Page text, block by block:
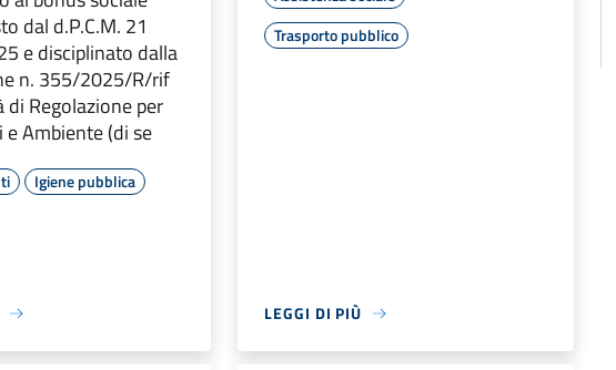
dal d.P.C.M. 21
e disciplinato dalla
n. 355/2025/R/rif
di Regolazione per
e Ambiente (di se
Igiene pubblica
Trasporto pubblico
LEGGI DI PIÙ